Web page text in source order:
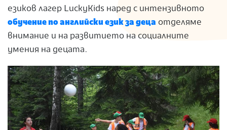
езиков лагер LuckyKids наред с интензивното
обучение по английски език за деца отделяме
внимание и на развитието на социалните
умения на децата.